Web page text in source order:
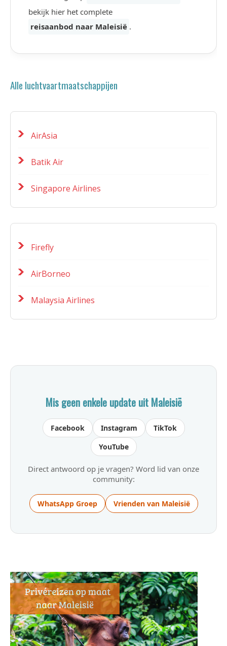
bekijk hier het complete
reisaanbod naar Maleisië .
Alle luchtvaartmaatschappijen
AirAsia
Batik Air
Singapore Airlines
Firefly
AirBorneo
Malaysia Airlines
Mis geen enkele update uit Maleisië
Facebook Instagram
TikTok
YouTube
Direct antwoord op je vragen? Word lid van onze
community:
WhatsApp Groep Vrienden van Maleisië